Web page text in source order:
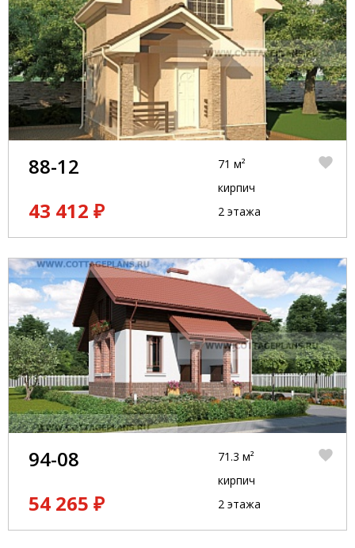
88-12
43 412 ₽
71 м²
кирпич
2 этажа
94-08
54 265 ₽
71.3 м²
кирпич
2 этажа